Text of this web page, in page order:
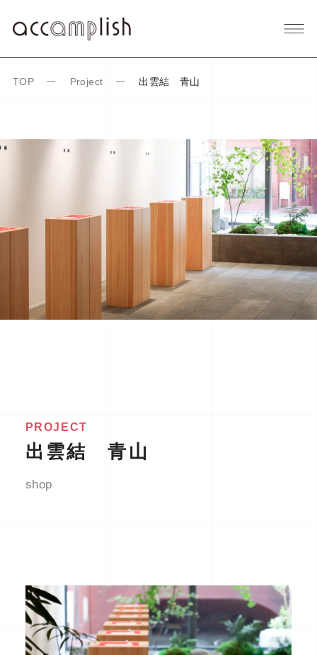
TOP Project 出雲結 青山
PROJECT
出雲結 青山
shop